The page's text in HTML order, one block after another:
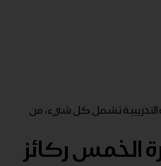
التدريبية تشمل كل شيء، من
الخمس ركائز